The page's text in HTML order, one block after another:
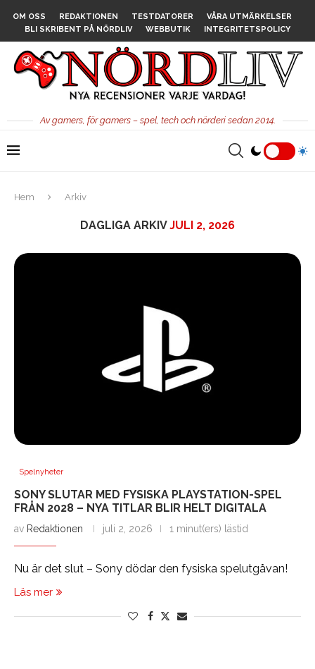
OM OSS REDAKTIONEN TESTDATORER
VÅRA UTMÄRKELSER
BLI SKRIBENT PÅ NÖRDLIV
WEBBUTIK INTEGRITETSPOLICY
Av gamers, för gamers – spel, tech och nörderi sedan 2014.
Hem Arkiv
DAGLIGA ARKIVJULI 2, 2026
Spelnyheter
SONY SLUTAR MED FYSISKA PLAYSTATION-SPEL
FRÅN 2028 – NYA TITLAR BLIR HELT DIGITALA
av Redaktionen juli 2, 2026 1 minut(ers) lästid
Nu är det slut – Sony dödar den fysiska spelutgåvan!
Läs mer